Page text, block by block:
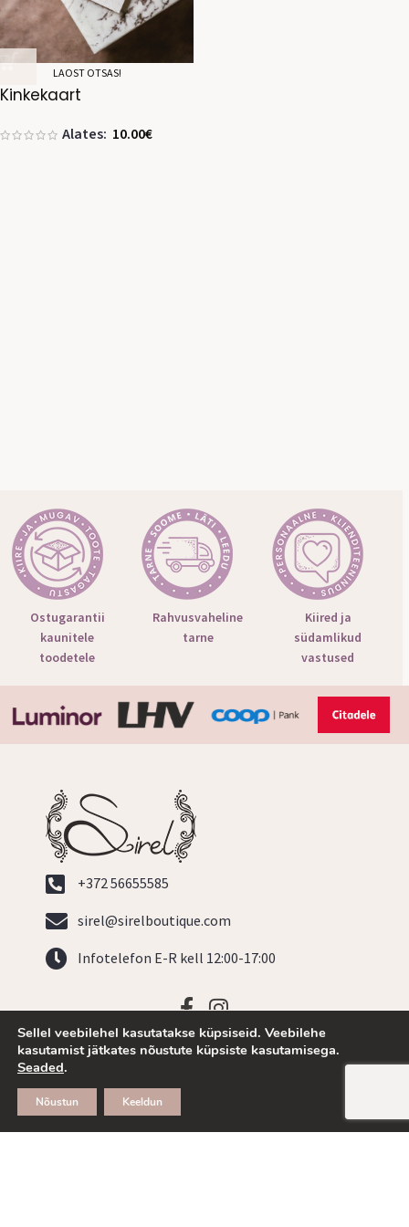
LAOST OTSAS!
Kinkekaart
Alates: 10.00€
Ostugarantii
kaunitele
toodetele
Rahvusvaheline
tarne
Kiired ja
südamlikud
vastused
+372 56655585
sirel@sirelboutique.com
Infotelefon E-R kell 12:00-17:00
Ostu- ja tarneinfo
Kasutustingimused
Privaatsuspoliitika
Sellel veebilehel kasutatakse küpsiseid. Veebilehe
kasutamist jätkates nõustute küpsiste kasutamisega.
Seaded.
Nõustun Keeldun